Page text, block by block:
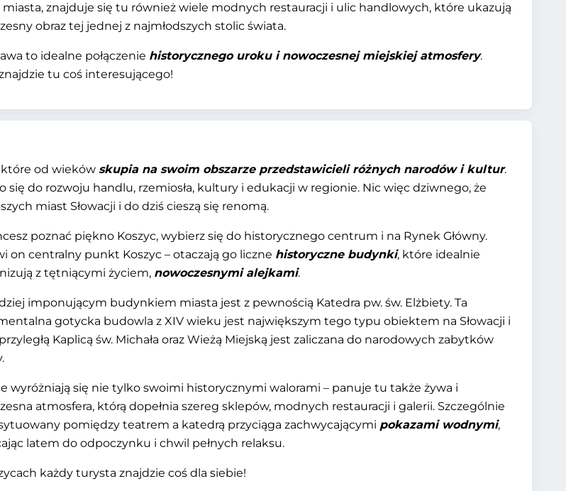
znajduje się tu również wiele modnych restauracji i ulic handlowych, które ukazują
obraz tej jednej z najmłodszych stolic świata.
to idealne połączenie historycznego uroku i nowoczesnej miejskiej atmosfery.
tu coś interesującego!
które od wieków skupia na swoim obszarze przedstawicieli różnych narodów i kultur.
się do rozwoju handlu, rzemiosła, kultury i edukacji w regionie. Nic więc dziwnego, że
miast Słowacji i do dziś cieszą się renomą.
poznać piękno Koszyc, wybierz się do historycznego centrum i na Rynek Główny.
on centralny punkt Koszyc – otaczają go liczne historyczne budynki, które idealnie
z tętniącymi życiem, nowoczesnymi alejkami.
imponującym budynkiem miasta jest z pewnością Katedra pw. św. Elżbiety. Ta
gotycka budowla z XIV wieku jest największym tego typu obiektem na Słowacji i
Kaplicą św. Michała oraz Wieżą Miejską jest zaliczana do narodowych zabytków
wyróżniają się nie tylko swoimi historycznymi walorami – panuje tu także żywa i
atmosfera, którą dopełnia szereg sklepów, modnych restauracji i galerii. Szczególnie
pomiędzy teatrem a katedrą przyciąga zachwycającymi pokazami wodnymi,
latem do odpoczynku i chwil pełnych relaksu.
każdy turysta znajdzie coś dla siebie!